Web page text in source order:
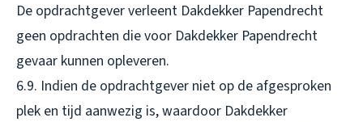
De opdrachtgever verleent Dakdekker Papendrecht
geen opdrachten die voor Dakdekker Papendrecht
gevaar kunnen opleveren.
6.9. Indien de opdrachtgever niet op de afgesproken
plek en tijd aanwezig is, waardoor Dakdekker